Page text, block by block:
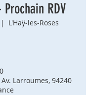
Prochain RDV
L'Haÿ-les-Roses
Larroumes, 94240